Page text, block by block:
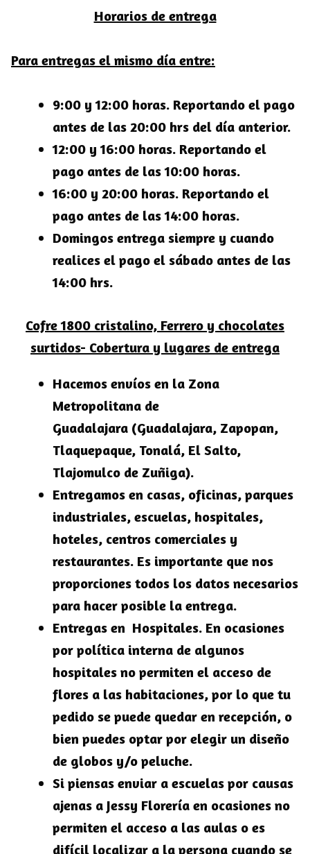
Horarios de entrega
Para entregas el mismo día entre:
9:00 y 12:00 horas. Reportando el pago
antes de las 20:00 hrs del día anterior.
12:00 y 16:00 horas. Reportando el
pago antes de las 10:00 horas.
16:00 y 20:00 horas. Reportando el
pago antes de las 14:00 horas.
Domingos entrega siempre y cuando
realices el pago el sábado antes de las
14:00 hrs.
Cofre 1800 cristalino, Ferrero y chocolates
surtidos- Cobertura y lugares de entrega
Hacemos envíos en la Zona
Metropolitana de
Guadalajara (Guadalajara, Zapopan,
Tlaquepaque, Tonalá, El Salto,
Tlajomulco de Zuñiga).
Entregamos en casas, oficinas, parques
industriales, escuelas, hospitales,
hoteles, centros comerciales y
restaurantes. Es importante que nos
proporciones todos los datos necesarios
para hacer posible la entrega.
Entregas en Hospitales. En ocasiones
por política interna de algunos
hospitales no permiten el acceso de
flores a las habitaciones, por lo que tu
pedido se puede quedar en recepción, o
bien puedes optar por elegir un diseño
de globos y/o peluche.
Si piensas enviar a escuelas por causas
ajenas a Jessy Florería en ocasiones no
permiten el acceso a las aulas o es
difícil localizar a la persona cuando se